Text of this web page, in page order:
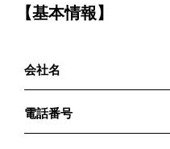
【基本情報】
会社名
電話番号